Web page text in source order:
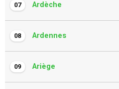
07 Ardèche
08 Ardennes
09 Ariège